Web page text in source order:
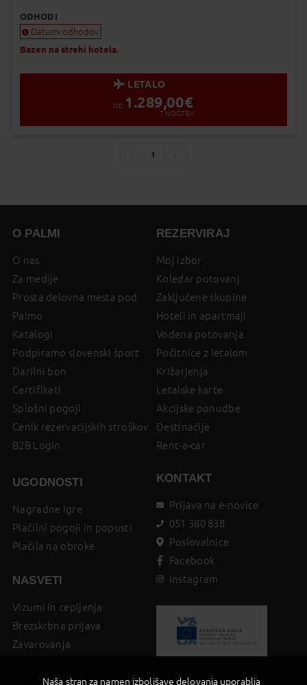
ODHODI
Datumi odhodov
Bazen na strehi hotela.
LETALO
OD 1.289,00€
7 NOČITEV
You're
1
O PALMI
O nas
Za medije
Prosta delovna mesta pod
Palmo
Katalogi
Podpiramo slovenski šport
Darilni bon
Certifikati
Splošni pogoji
Cenik rezervacijskih stroškov
B2B Login
UGODNOSTI
Nagradne igre
Plačilni pogoji in popusti
Plačila na obroke
NASVETI
Vizumi in cepljenja
Brezskrbna prijava
Zavarovanja
REZERVIRAJ
Moj izbor
Koledar potovanj
Zaključene skupine
Hoteli in apartmaji
Vodena potovanja
Počitnice z letalom
Križarjenja
Letalske karte
Akcijske ponudbe
Destinacije
Rent-a-car
KONTAKT
Prijava na e-novice
051 380 838
Poslovalnice
Facebook
Instagram
CERTIFIKATI
Naša stran za namen izboljšave delovanja uporablja